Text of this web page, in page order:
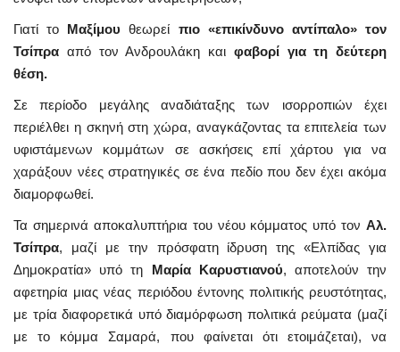
Γιατί το Μαξίμου θεωρεί πιο «επικίνδυνο αντίπαλο» τον
Τσίπρα από τον Ανδρουλάκη και φαβορί για τη δεύτερη
θέση.
Σε περίοδο μεγάλης αναδιάταξης των ισορροπιών έχει
περιέλθει η σκηνή στη χώρα, αναγκάζοντας τα επιτελεία των
υφιστάμενων κομμάτων σε ασκήσεις επί χάρτου για να
χαράξουν νέες στρατηγικές σε ένα πεδίο που δεν έχει ακόμα
διαμορφωθεί.
Τα σημερινά αποκαλυπτήρια του νέου κόμματος υπό τον Αλ.
Τσίπρα, μαζί με την πρόσφατη ίδρυση της «Ελπίδας για
Δημοκρατία» υπό τη Μαρία Καρυστιανού, αποτελούν την
αφετηρία μιας νέας περιόδου έντονης πολιτικής ρευστότητας,
με τρία διαφορετικά υπό διαμόρφωση πολιτικά ρεύματα (μαζί
με το κόμμα Σαμαρά, που φαίνεται ότι ετοιμάζεται), να